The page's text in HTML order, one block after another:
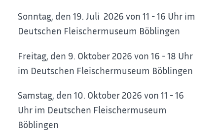
Sonntag, den 19. Juli 2026 von 11 - 16 Uhr im
Deutschen Fleischermuseum Böblingen
Freitag, den 9. Oktober 2026 von 16 - 18 Uhr
im Deutschen Fleischermuseum Böblingen
Samstag, den 10. Oktober 2026 von 11 - 16
Uhr im Deutschen Fleischermuseum
Böblingen